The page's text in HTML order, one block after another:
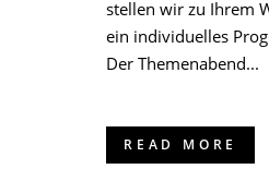
stellen wir zu Ihrem
ein individuelles
Der Themenabend...
READ MORE